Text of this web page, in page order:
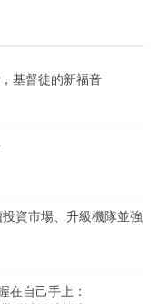
基督徒的新福音
資市場、升級機隊並強
在自己手上：